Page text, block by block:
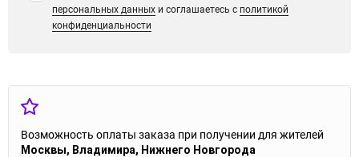
персональных данных и соглашаетесь с политикой
конфиденциальности
Возможность оплаты заказа при получении для жителей
Москвы, Владимира, Нижнего Новгорода